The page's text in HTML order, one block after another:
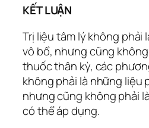
KẾT LUẬN
Trị liệu tâm lý không phải
vô bổ, nhưng cũng
thuốc thân kỳ, các
không phải là những liệu
nhưng cũng không phải
có thể áp dụng.